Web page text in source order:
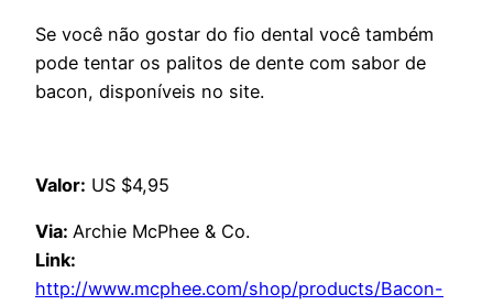
Se você não gostar do fio dental você também
pode tentar os palitos de dente com sabor de
bacon, disponíveis no site.
Valor: US $4,95
Via: Archie McPhee & Co.
Link:
http://www.mcphee.com/shop/products/Bacon-